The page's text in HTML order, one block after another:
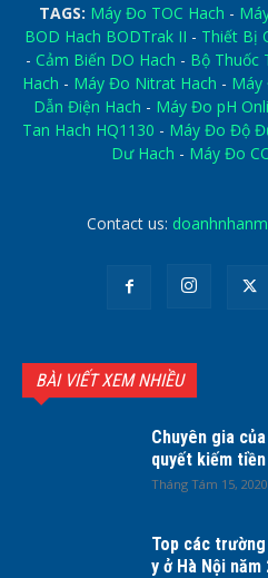
TAGS: Máy Đo TOC Hach -
BOD Hach BODTrak II - Thiết Bị
- Cảm Biến DO Hach - Bộ Thuốc
Hach - Máy Đo Nitrat Hach - Máy
Dẫn Điện Hach - Máy Đo pH
Tan Hach HQ1130 - Máy Đo Độ
Dư Hach - Máy Đo
Contact us:
BÀI VIẾT XEM NHIỀU
Chuyên gia
quyết kiếm
Tháng Tám 15, 2020
Top các
y ở Hà Nội năm